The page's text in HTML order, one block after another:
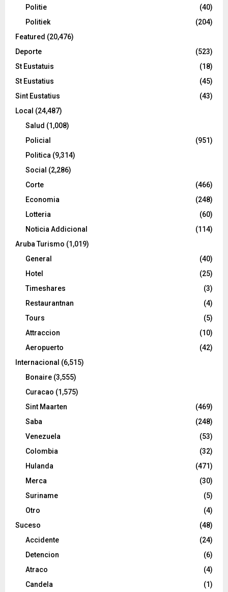
Politie
(40)
Politiek
(204)
Featured (20,476)
Deporte
(523)
St Eustatuis
(18)
St Eustatius
(45)
Sint Eustatius
(43)
Local (24,487)
Salud (1,008)
Policial
(951)
Politica (9,314)
Social (2,286)
Corte
(466)
Economia
(248)
Lotteria
(60)
Noticia Addicional
(114)
Aruba Turismo (1,019)
General
(40)
Hotel
(25)
Timeshares
(3)
Restaurantnan
(4)
Tours
(5)
Attraccion
(10)
Aeropuerto
(42)
Internacional (6,515)
Bonaire (3,555)
Curacao (1,575)
Sint Maarten
(469)
Saba
(248)
Venezuela
(53)
Colombia
(32)
Hulanda
(471)
Merca
(30)
Suriname
(5)
Otro
(4)
Suceso
(48)
Accidente
(24)
Detencion
(6)
Atraco
(4)
Candela
(1)